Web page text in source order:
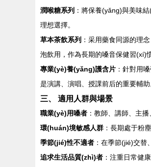
潤喉糖系列 ：將保養(yǎng)與美味
理想選擇。
草本茶飲系列 ：采用藥食同源的理
泡飲用，作為長期的嗓音保健習(xí)慣
專業(yè)養(yǎng)護含片 ：針對用
是演講、演唱、授課前后的重要輔助
三、 適用人群與場景
職業(yè)用嗓者 ：教師、講師、主
環(huán)境敏感人群 ：長期處于粉
季節(jié)性不適者 ：在季節(jié)交替
追求生活品質(zhì)者 ：注重日常健